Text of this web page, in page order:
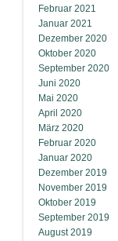
Februar 2021
Januar 2021
Dezember 2020
Oktober 2020
September 2020
Juni 2020
Mai 2020
April 2020
März 2020
Februar 2020
Januar 2020
Dezember 2019
November 2019
Oktober 2019
September 2019
August 2019